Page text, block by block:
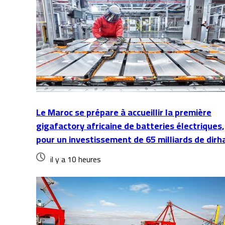
Le Maroc se prépare à accueillir la première
gigafactory africaine de batteries électriques,
pour un investissement de 65 milliards de
il y a 10 heures